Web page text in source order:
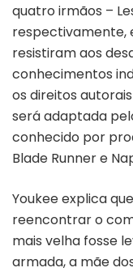
quatro irmãos –
respectivamente,
resistiram aos
conhecimentos
os direitos
será adaptada
conhecido por
Blade Runner e
Youkee explica
reencontrar o
mais velha fosse
armada, a mãe